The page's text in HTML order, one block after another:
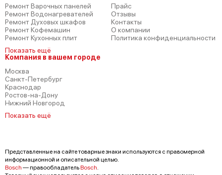
Ремонт Варочных панелей
Ремонт Водонагревателей
Ремонт Духовых шкафов
Ремонт Кофемашин
Ремонт Кухонных плит
Показать ещё
Компания в вашем городе
Москва
Санкт-Петербург
Краснодар
Ростов-на-Дону
Нижний Новгород
Показать ещё
Прайс
Отзывы
Контакты
О компании
Политика конфиденциальности
Представленные на сайте товарные знаки используются с правомерной
информационной и описательной целью.
Bosch — правообладательBosch